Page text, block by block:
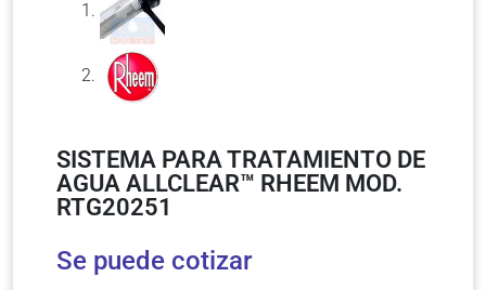
SISTEMA PARA TRATAMIENTO DE
AGUA ALLCLEAR™ RHEEM MOD.
RTG20251
Se puede cotizar